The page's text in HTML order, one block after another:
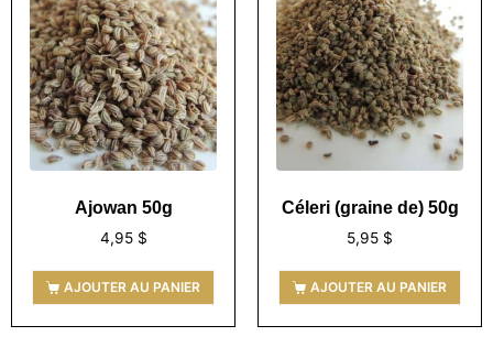
Ajowan 50g
4,95 $
AJOUTER AU PANIER
Céleri (graine de) 50g
5,95 $
AJOUTER AU PANIER